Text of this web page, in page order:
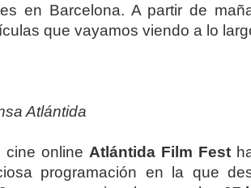
en Barcelona. A partir de
que vayamos viendo a lo
Atlántida
cine online Atlántida Film Fest
programación en la que